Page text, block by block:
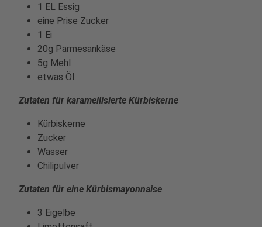
1 EL Essig
eine Prise Zucker
1 Ei
20g Parmesankäse
5g Mehl
etwas Öl
Zutaten für karamellisierte Kürbiskerne
Kürbiskerne
Zucker
Wasser
Chilipulver
Zutaten für eine Kürbismayonnaise
3 Eigelbe